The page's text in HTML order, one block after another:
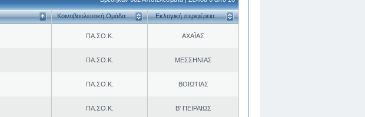
Κοινοβουλευτική Ομάδα Εκλογική περιφέρεια
ΠΑ.ΣΟ.Κ. ΑΧΑΪΑΣ
ΠΑ.ΣΟ.Κ. ΜΕΣΣΗΝΙΑΣ
ΠΑ.ΣΟ.Κ. ΒΟΙΩΤΙΑΣ
ΠΑ.ΣΟ.Κ. Β' ΠΕΙΡΑΙΩΣ